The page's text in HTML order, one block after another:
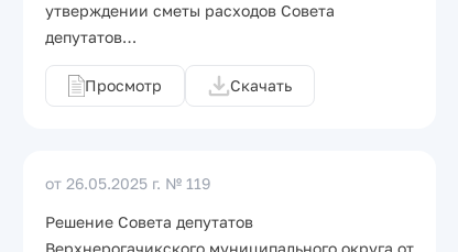
утверждении сметы расходов Совета
депутатов…
Просмотр Скачать
от 26.05.2025 г. № 119
Решение Совета депутатов
Верхнерогачикского муниципального округа от